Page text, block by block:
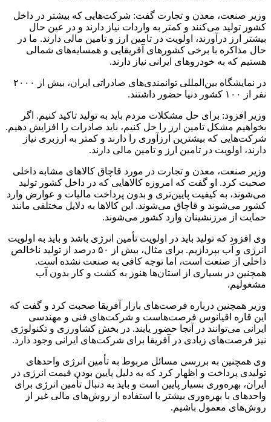
وزیر صنعت، معدن و تجارت گفت: شرکت‌هایی که بیشتر در داخل
کشور تولید می‌کنند و کمتر به واردات نیاز دارند و در عین حال
بیشتر ارز درآورند، اولویت در تامین ارز و تامین مالی دارند. ما در
حال مذاکره با برخی کشورهای آفریقایی و همسایه‌های شمالی
هستیم که به خودروهای ایرانی نیاز دارند.
در نمایشگاه بین‌المللی توانمندی‌های صادراتی ایران، بیش از ۲۰۰۰
نفر از ۱۰۰ کشور دنیا حضور داشتند.
وزیر افزود: برای حل مشکلات مردم باید به تولید تاکید کنیم. اگر
بخواهیم مشکل تامین ارز را حل کنیم، باید صادرات را افزایش دهیم.
شرکت‌هایی که بیشترین ارزآوری را دارند و کمتر به ارزبری نیاز
دارند، اولویت در تامین ارز و تامین مالی دارند.
وزیر صنعت، معدن و تجارت در مورد قاچاق کالاهای مشابه داخلی
صحبت کرد. او گفت که امروزه کالاهایی که در داخل کشور تولید
می‌شوند، به کیفیت پایین‌تری و بدون پرداخت مالیات و عوارض وارد
کشور می‌شوند و قاچاق می‌شوند. این کالاها به دلایل مختلفی مانند
حمایت از مرزنشینان وارد کشور می‌شوند.
وی افزود که تولید باید در اولویت تأمین انرژی باشد و باید به اولویت
انرژی و آب بپردازیم. برای مثال، بیش از ۵۰ درصد از تولید ناخالص
داخلی از صنعت است، اما توجه کافی به صنعت نشده است.
همچنین در بسیاری از استان‌ها هنوز به کشت و کار بدون آب
مشغولیم.
وزیر همچنین درباره فرصت‌های بازار آفریقا صحبت کرد و گفت که
این قاره اقیانوس فرصت‌هاست و شرکت‌های فنی و مهندسی
ایرانی می‌توانند در آنجا حضور یابند. در بخش کشاورزی و تکنولوژی
نیز فرصت‌های زیادی در آفریقا برای شرکت‌های ایرانی وجود دارد.
وی همچنین به بررسی مسائل مربوط به تأمین انرژی واحدهای
تولیدی پرداخت و اظهار کرد که به دلیل پایین بودن قیمت انرژی در
ایران، بهره‌وری بسیار پایین است و باید به دنبال تأمین انرژی برای
واحدهای با بهره‌وری بیشتر با استفاده از روش‌های مالی غیر از
روش‌های معمول باشیم.